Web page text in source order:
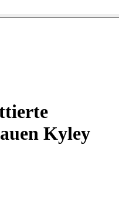
Kyley